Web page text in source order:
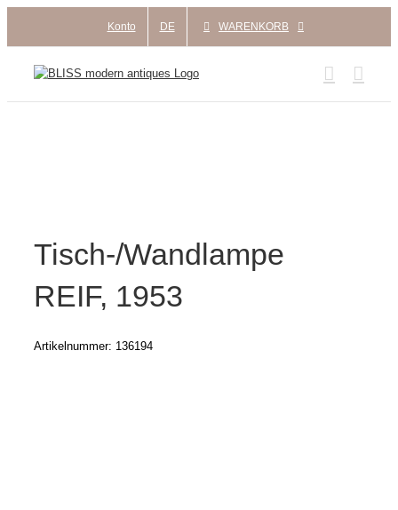
springen
Konto DE WARENKORB
Tisch-/Wandlampe
REIF, 1953
Artikelnummer: 136194